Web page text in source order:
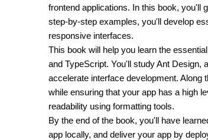
frontend applications. In this book, you'll
step-by-step examples, you'll develop
responsive interfaces.
This book will help you learn the
and TypeScript. You'll study Ant
accelerate interface development. Along
while ensuring that your app has a high
readability using formatting tools.
By the end of the book, you'll have
app locally, and deliver your app by